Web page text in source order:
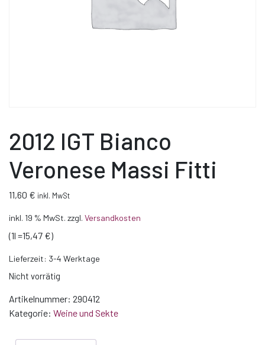
2012 IGT Bianco
Veronese Massi Fitti
11,60 € inkl. MwSt
inkl. 19 % MwSt. zzgl. Versandkosten
(1l =15,47 €)
Lieferzeit: 3-4 Werktage
Nicht vorrätig
Artikelnummer: 290412
Kategorie: Weine und Sekte